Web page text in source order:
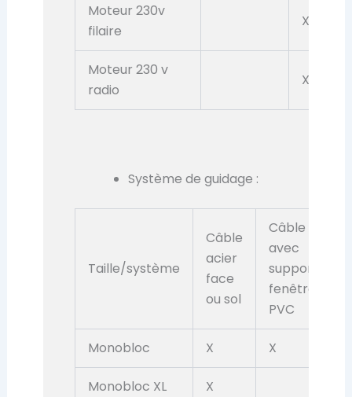
Moteur 230v
filaire
X
Moteur 230 v
radio
X
Système de guidage :
Taille/système
Câble
acier
face
ou sol
Câble
avec
support
fenêtre
PVC
Monobloc X X
Monobloc XL X